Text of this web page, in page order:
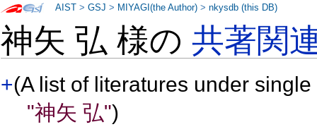
神矢 弘 様の共著関
+(A list of literatures under
"神矢 弘")
AIST >GSJ > MIYAGI(the Author) >nkysdb (this DB)